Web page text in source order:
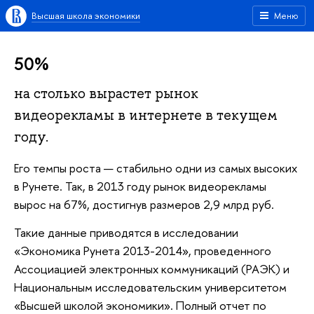
Меню
Высшая школа экономики
50%
на столько вырастет рынок
видеорекламы в интернете в текущем
году.
Его темпы роста — стабильно одни из самых высоких
в Рунете. Так, в 2013 году рынок видеорекламы
вырос на 67%, достигнув размеров 2,9 млрд руб.
Такие данные приводятся в исследовании
«Экономика Рунета 2013-2014», проведенного
Ассоциацией электронных коммуникаций (РАЭК) и
Национальным исследовательским университетом
«Высшей школой экономики». Полный отчет по